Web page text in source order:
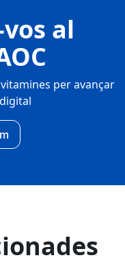
al
per avançar